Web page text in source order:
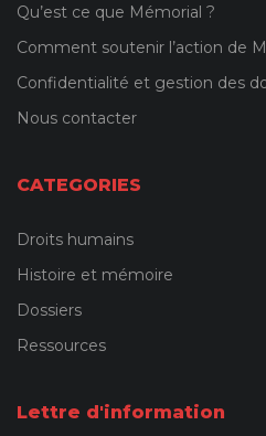
Qu’est ce que Mémorial ?
Comment soutenir l’action de
Confidentialité et gestion des
Nous contacter
CATEGORIES
Droits humains
Histoire et mémoire
Dossiers
Ressources
Lettre d'information